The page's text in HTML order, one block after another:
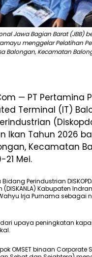
Jawa Bagian Barat (JBB)
menggelar Pelatihan
Balongan, Kecamatan
— PT Pertamina
Terminal (IT)
Ikan Tahun 2026
Kecamatan
Mei.
Perindustrian
(DISKANLA) Kabupaten
Irja Purnama
upaya peningkatan
OMSET binaan